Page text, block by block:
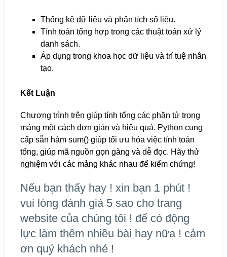
Thống kê dữ liệu và phân tích số liệu.
Tính toán tổng hợp trong các thuật toán xử lý
danh sách.
Áp dụng trong khoa học dữ liệu và trí tuệ nhân
tạo.
Kết Luận
Chương trình trên giúp tính tổng các phần tử trong
mảng một cách đơn giản và hiệu quả. Python cung
cấp sẵn hàm sum() giúp tối ưu hóa việc tính toán
tổng, giúp mã nguồn gọn gàng và dễ đọc. Hãy thử
nghiệm với các mảng khác nhau để kiểm chứng!
Nếu bạn thấy hay ! xin bạn 1 phút !
vui lòng đánh giá 5 sao cho trang
website của chúng tôi ! để có động
lực làm thêm nhiều bài hay nữa ! cảm
ơn quý khách nhé !